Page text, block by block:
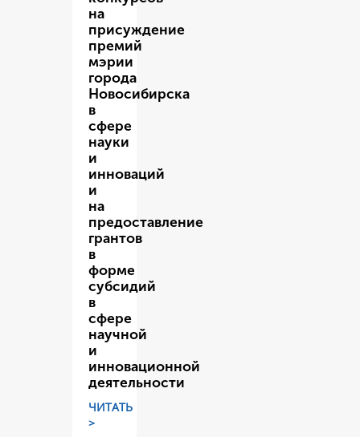
на
присуждение
премий
мэрии
города
Новосибирска
в
сфере
науки
и
инноваций
и
на
предоставление
грантов
в
форме
субсидий
в
сфере
научной
и
инновационной
деятельности
ЧИТАТЬ
>